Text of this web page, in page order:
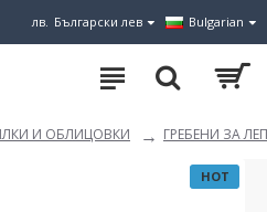
лв. Български лев Bulgarian
И ОБЛИЦОВКИ ГРЕБЕНИ ЗА
HOT